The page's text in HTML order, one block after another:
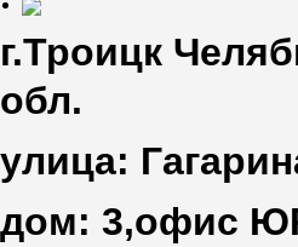
г.Троицк
обл.
улица:
дом: 3,офис